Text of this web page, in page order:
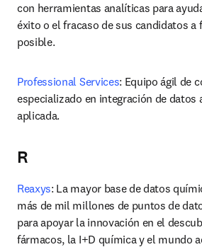
con herramientas analíticas para
éxito o el fracaso de sus candidatos a
posible.
Professional Services: Equipo ágil de
especializado en integración de datos
aplicada.
R
Reaxys: La mayor base de datos
más de mil millones de puntos de
para apoyar la innovación en el
fármacos, la I+D química y el mundo